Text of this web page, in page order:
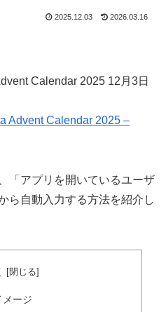
2025.12.03 2026.03.16
Calendar 2025 12月3日
Advent Calendar 2025 –
「アプリを開いているユーザ
ら自動入力する方法を紹介し
メージ